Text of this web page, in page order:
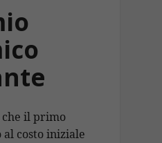
che il primo
al costo iniziale